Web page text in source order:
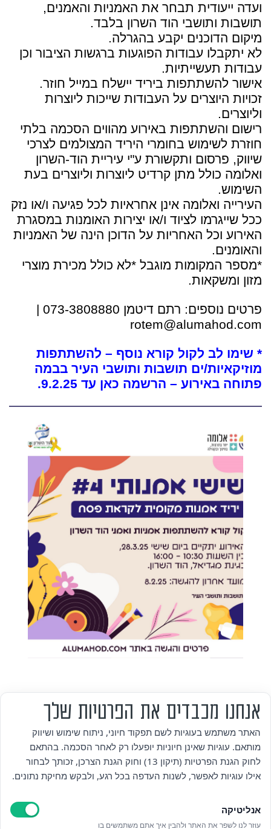
ועדה ייעודית תבחר את האמניות והאמנים,
תושבות ותושבי הוד השרון בלבד.
מיקום הדוכנים יקבע בהגרלה.
לא יתקבלו עבודות הפוגעות ברגשות הציבור וכן
עבודות תעשייתיות.
אישור להשתתפות ביריד יישלח במייל חוזר.
זכויות היוצרים על העבודות שייכות ליוצרות
וליוצרים.
רישום והשתתפות באירוע מהווים הסכמה בלתי
חוזרת לשימוש בחומרי היריד המצולמים לצרכי
שיווק, פרסום ותקשורת ע"י עיריית הוד-השרון
ואלומה כולל מתן קרדיט ליוצרות וליוצרים בעת
השימוש.
העירייה ואלומה אינן אחראיות לכל פגיעה ו/או נזק
ככל שייגרמו לציוד ו/או יצירות האומנות במסגרת
האירוע וכל האחריות על הדוכן הינה של האמניות
והאומנים.
*מספר המקומות מוגבל *לא כולל מכירת מוצרי
מזון ומשקאות.
פרטים נוספים: רתם דיטמן 073-3808880 |
rotem@alumahod.com
* שימו לב לקול קורא נוסף – להשתתפות
מוזיקאיות/ים תושבות ותושבי העיר בבמה
פתוחה באירוע – הרשמה כאן עד 9.2.25.
אזור אישי
מדיניות פרטיות
הצהרת נגישות
אנחנו מכבדים את הפרטיות שלך
האתר משתמש בעוגיות לשם תפקוד חיוני, ניתוח שימוש ושיווק
מותאם. עוגיות שאינן חיוניות יופעלו רק לאחר הסכמה. בהתאם
לחוק הגנת הפרטיות (תיקון 13) וחוק הגנת הצרכן, זכותך לבחור
אילו עוגיות לאפשר, לשנות העדפה בכל רגע, ולבקש מחיקת נתונים.
אנליטיקה
עוזר לנו לשפר את האתר ולהבין איך אתם משתמשים בו